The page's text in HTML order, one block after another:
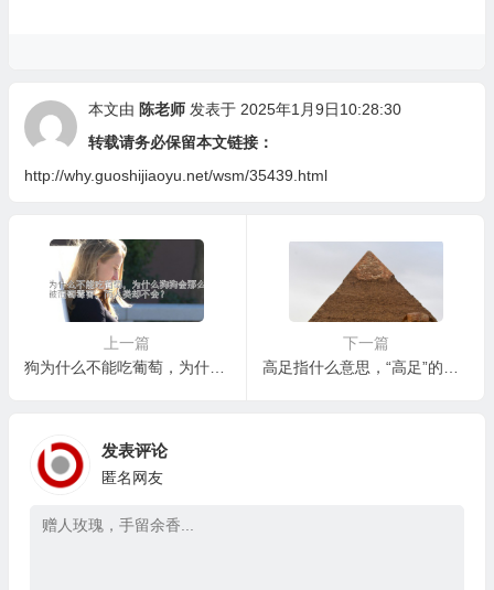
本文由 陈老师发表于 2025年1月9日10:28:30
转载请务必保留本文链接：
http://why.guoshijiaoyu.net/wsm/35439.html
上一篇
狗为什么不能吃葡萄，为什么狗狗会那么容易被葡萄毒害，而人类却不会？
下一篇
发表评论
匿名网友